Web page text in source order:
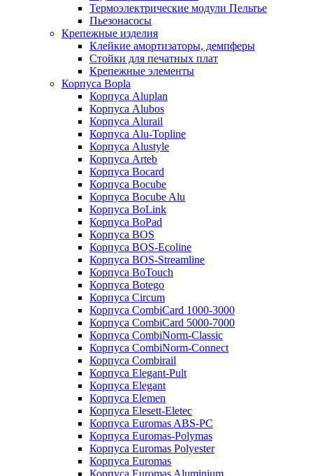
Термоэлектрические модули Пельтье
Пьезонасосы
Крепежные изделия
Клейкие амортизаторы, демпферы
Стойки для печатных плат
Крепежные элементы
Корпуса Bopla
Корпуса Aluplan
Корпуса Alubos
Корпуса Alurail
Корпуса Alu-Topline
Корпуса Alustyle
Корпуса Arteb
Корпуса Bocard
Корпуса Bocube
Корпуса Bocube Alu
Корпуса BoLink
Корпуса BoPad
Корпуса BOS
Корпуса BOS-Ecoline
Корпуса BOS-Streamline
Корпуса BoTouch
Корпуса Botego
Корпуса Circum
Корпуса CombiCard 1000-3000
Корпуса CombiCard 5000-7000
Корпуса CombiNorm-Classic
Корпуса CombiNorm-Connect
Корпуса Combirail
Корпуса Elegant-Pult
Корпуса Elegant
Корпуса Elemen
Корпуса Elesett-Eletec
Корпуса Euromas ABS-PC
Корпуса Euromas-Polymas
Корпуса Euromas Polyester
Корпуса Euromas
Корпуса Euromas Aluminium